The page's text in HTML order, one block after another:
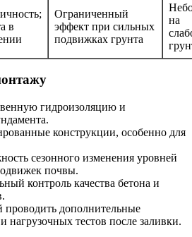
в
Ограниченный
эффект при сильных
подвижках грунта
на
гидроизоляцию и
конструкции, особенно для
сезонного изменения уровней
почвы.
контроль качества бетона и
проводить дополнительные
нагрузочных тестов после заливки.